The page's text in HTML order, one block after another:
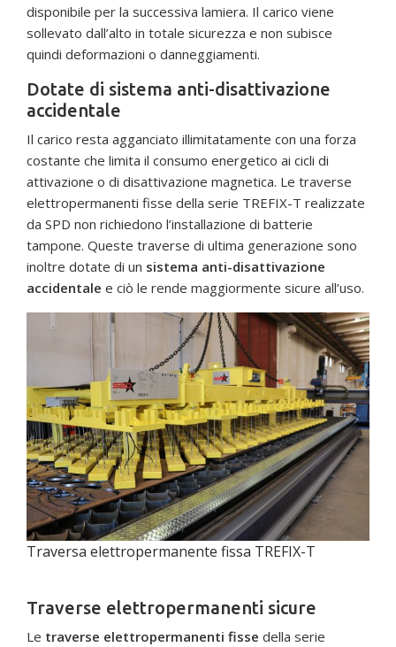
disponibile per la successiva lamiera. Il carico viene
sollevato dall’alto in totale sicurezza e non subisce
quindi deformazioni o danneggiamenti.
Dotate di sistema anti-disattivazione
accidentale
Il carico resta agganciato illimitatamente con una forza
costante che limita il consumo energetico ai cicli di
attivazione o di disattivazione magnetica. Le traverse
elettropermanenti fisse della serie TREFIX-T realizzate
da SPD non richiedono l’installazione di batterie
tampone. Queste traverse di ultima generazione sono
inoltre dotate di un sistema anti-disattivazione
accidentale e ciò le rende maggiormente sicure all’uso.
Traversa elettropermanente fissa TREFIX-T
Traverse elettropermanenti sicure
Le traverse elettropermanenti fisse della serie